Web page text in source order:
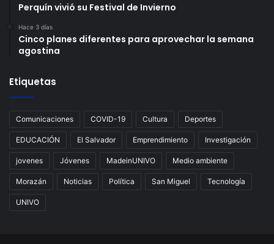
Perquín vivió su Festival de Invierno
Hace 3 días
Cinco planes diferentes para aprovechar la semana
agostina
Etiquetas
Comunicaciones COVID-19 Cultura Deportes
EDUCACIÓN El Salvador Emprendimiento Investigación
jovenes Jóvenes MadeinUNIVO Medio ambiente
Morazán Noticias Política San Miguel Tecnología
UNIVO